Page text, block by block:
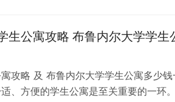
生公寓攻略 布鲁内尔大学学生
攻略 及 布鲁内尔大学学生公寓多少钱
、方便的学生公寓是至关重要的一环